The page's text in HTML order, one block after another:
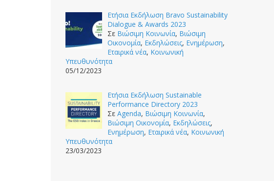
Ετήσια Εκδήλωση Bravo Sustainability
Dialogue & Awards 2023
Σε Βιώσιμη Κοινωνία, Βιώσιμη
Οικονομία, Εκδηλώσεις, Ενημέρωση,
Εταιρικά νέα, Κοινωνική
Υπευθυνότητα
05/12/2023
Ετήσια Εκδήλωση Sustainable
Performance Directory 2023
Σε Agenda, Βιώσιμη Κοινωνία,
Βιώσιμη Οικονομία, Εκδηλώσεις,
Ενημέρωση, Εταιρικά νέα, Κοινωνική
Υπευθυνότητα
23/03/2023